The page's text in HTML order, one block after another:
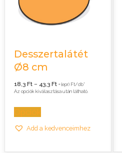
Desszertalátét
Ø8 cm
18,3Ft – 43,3FtÁrtartomány:
18,3 Ft
+ (epr) Ft/db*
Az opciók kiválasztása után látható.
Opciók
Add a kedvenceimhez